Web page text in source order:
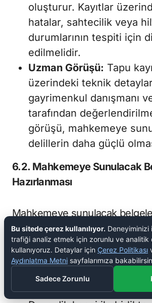
oluşturur. Kayıtlar
hatalar, sahtecilik veya
durumlarının tespiti için
edilmelidir.
Uzman Görüşü: Tapu
üzerindeki teknik
gayrimenkul danışmanı
tarafından
görüşü, mahkemeye
delillerin daha güçlü
6.2. Mahkemeye Sunulacak
Hazırlanması
Mahkemeye sunulacak
ve doğru bir şekilde
sürecinin sağlıklı bir şekilde
şarttır.
Resmi Belgelerin
Bu sitede çerez kullanılıyor. Deneyiminizi
trafiği analiz etmek için zorunlu ve analitik
kullanıyoruz. Detaylar için Çerez Politikası
Aydınlatma Metni sayfalarımıza
Sadece Zorunlu